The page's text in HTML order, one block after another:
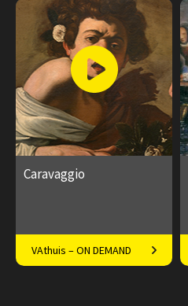
€ 169.00
Speeltijd 10 uur
Caravaggio
VAthuis – ON DEMAND